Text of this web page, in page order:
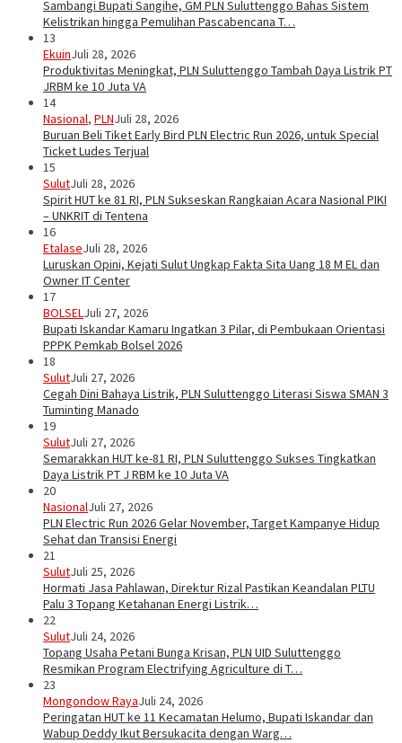
Sambangi Bupati Sangihe, GM PLN Suluttenggo Bahas Sistem
Kelistrikan hingga Pemulihan Pascabencana T…
13
EkuinJuli 28, 2026
Produktivitas Meningkat, PLN Suluttenggo Tambah Daya Listrik PT
JRBM ke 10 Juta VA
14
Nasional, PLNJuli 28, 2026
Buruan Beli Tiket Early Bird PLN Electric Run 2026, untuk Special
Ticket Ludes Terjual
15
SulutJuli 28, 2026
Spirit HUT ke 81 RI, PLN Sukseskan Rangkaian Acara Nasional PIKI
– UNKRIT di Tentena
16
EtalaseJuli 28, 2026
Luruskan Opini, Kejati Sulut Ungkap Fakta Sita Uang 18 M EL dan
Owner IT Center
17
BOLSELJuli 27, 2026
Bupati Iskandar Kamaru Ingatkan 3 Pilar, di Pembukaan Orientasi
PPPK Pemkab Bolsel 2026
18
SulutJuli 27, 2026
Cegah Dini Bahaya Listrik, PLN Suluttenggo Literasi Siswa SMAN 3
Tuminting Manado
19
SulutJuli 27, 2026
Semarakkan HUT ke-81 RI, PLN Suluttenggo Sukses Tingkatkan
Daya Listrik PT J RBM ke 10 Juta VA
20
NasionalJuli 27, 2026
PLN Electric Run 2026 Gelar November, Target Kampanye Hidup
Sehat dan Transisi Energi
21
SulutJuli 25, 2026
Hormati Jasa Pahlawan, Direktur Rizal Pastikan Keandalan PLTU
Palu 3 Topang Ketahanan Energi Listrik…
22
SulutJuli 24, 2026
Topang Usaha Petani Bunga Krisan, PLN UID Suluttenggo
Resmikan Program Electrifying Agriculture di T…
23
Mongondow RayaJuli 24, 2026
Peringatan HUT ke 11 Kecamatan Helumo, Bupati Iskandar dan
Wabup Deddy Ikut Bersukacita dengan Warg…